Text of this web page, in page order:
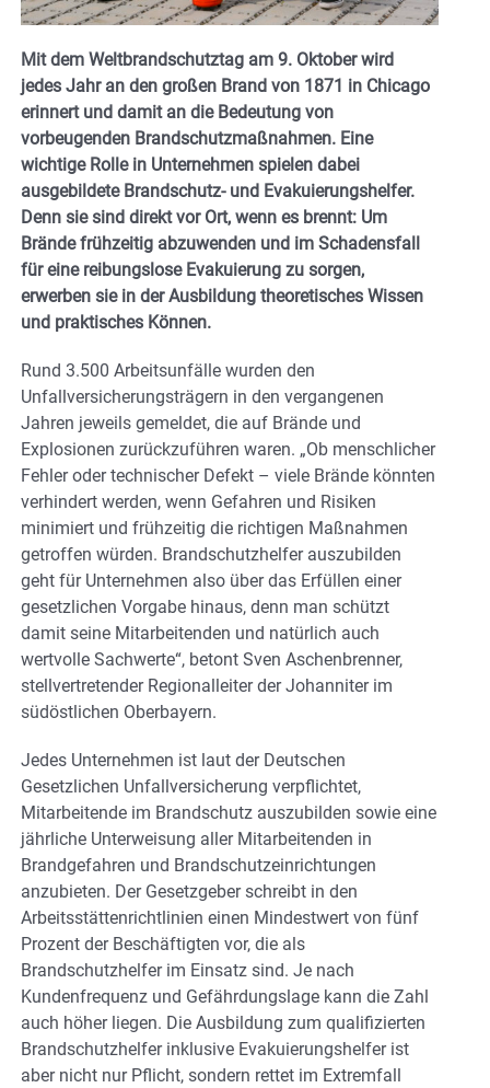
Mit dem Weltbrandschutztag am 9. Oktober wird
jedes Jahr an den großen Brand von 1871 in Chicago
erinnert und damit an die Bedeutung von
vorbeugenden Brandschutzmaßnahmen. Eine
wichtige Rolle in Unternehmen spielen dabei
ausgebildete Brandschutz- und Evakuierungshelfer.
Denn sie sind direkt vor Ort, wenn es brennt: Um
Brände frühzeitig abzuwenden und im Schadensfall
für eine reibungslose Evakuierung zu sorgen,
erwerben sie in der Ausbildung theoretisches Wissen
und praktisches Können.
Rund 3.500 Arbeitsunfälle wurden den
Unfallversicherungsträgern in den vergangenen
Jahren jeweils gemeldet, die auf Brände und
Explosionen zurückzuführen waren. „Ob menschlicher
Fehler oder technischer Defekt – viele Brände könnten
verhindert werden, wenn Gefahren und Risiken
minimiert und frühzeitig die richtigen Maßnahmen
getroffen würden. Brandschutzhelfer auszubilden
geht für Unternehmen also über das Erfüllen einer
gesetzlichen Vorgabe hinaus, denn man schützt
damit seine Mitarbeitenden und natürlich auch
wertvolle Sachwerte“, betont Sven Aschenbrenner,
stellvertretender Regionalleiter der Johanniter im
südöstlichen Oberbayern.
Jedes Unternehmen ist laut der Deutschen
Gesetzlichen Unfallversicherung verpflichtet,
Mitarbeitende im Brandschutz auszubilden sowie eine
jährliche Unterweisung aller Mitarbeitenden in
Brandgefahren und Brandschutzeinrichtungen
anzubieten. Der Gesetzgeber schreibt in den
Arbeitsstättenrichtlinien einen Mindestwert von fünf
Prozent der Beschäftigten vor, die als
Brandschutzhelfer im Einsatz sind. Je nach
Kundenfrequenz und Gefährdungslage kann die Zahl
auch höher liegen. Die Ausbildung zum qualifizierten
Brandschutzhelfer inklusive Evakuierungshelfer ist
aber nicht nur Pflicht, sondern rettet im Extremfall